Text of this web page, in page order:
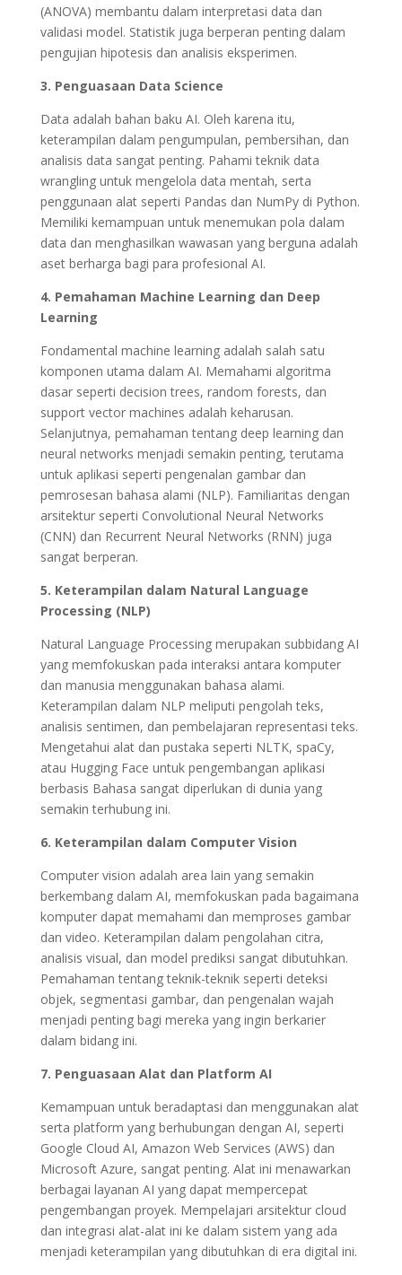
(ANOVA) membantu dalam interpretasi data dan
validasi model. Statistik juga berperan penting dalam
pengujian hipotesis dan analisis eksperimen.
3. Penguasaan Data Science
Data adalah bahan baku AI. Oleh karena itu,
keterampilan dalam pengumpulan, pembersihan, dan
analisis data sangat penting. Pahami teknik data
wrangling untuk mengelola data mentah, serta
penggunaan alat seperti Pandas dan NumPy di Python.
Memiliki kemampuan untuk menemukan pola dalam
data dan menghasilkan wawasan yang berguna adalah
aset berharga bagi para profesional AI.
4. Pemahaman Machine Learning dan Deep
Learning
Fondamental machine learning adalah salah satu
komponen utama dalam AI. Memahami algoritma
dasar seperti decision trees, random forests, dan
support vector machines adalah keharusan.
Selanjutnya, pemahaman tentang deep learning dan
neural networks menjadi semakin penting, terutama
untuk aplikasi seperti pengenalan gambar dan
pemrosesan bahasa alami (NLP). Familiaritas dengan
arsitektur seperti Convolutional Neural Networks
(CNN) dan Recurrent Neural Networks (RNN) juga
sangat berperan.
5. Keterampilan dalam Natural Language
Processing (NLP)
Natural Language Processing merupakan subbidang AI
yang memfokuskan pada interaksi antara komputer
dan manusia menggunakan bahasa alami.
Keterampilan dalam NLP meliputi pengolah teks,
analisis sentimen, dan pembelajaran representasi teks.
Mengetahui alat dan pustaka seperti NLTK, spaCy,
atau Hugging Face untuk pengembangan aplikasi
berbasis Bahasa sangat diperlukan di dunia yang
semakin terhubung ini.
6. Keterampilan dalam Computer Vision
Computer vision adalah area lain yang semakin
berkembang dalam AI, memfokuskan pada bagaimana
komputer dapat memahami dan memproses gambar
dan video. Keterampilan dalam pengolahan citra,
analisis visual, dan model prediksi sangat dibutuhkan.
Pemahaman tentang teknik-teknik seperti deteksi
objek, segmentasi gambar, dan pengenalan wajah
menjadi penting bagi mereka yang ingin berkarier
dalam bidang ini.
7. Penguasaan Alat dan Platform AI
Kemampuan untuk beradaptasi dan menggunakan alat
serta platform yang berhubungan dengan AI, seperti
Google Cloud AI, Amazon Web Services (AWS) dan
Microsoft Azure, sangat penting. Alat ini menawarkan
berbagai layanan AI yang dapat mempercepat
pengembangan proyek. Mempelajari arsitektur cloud
dan integrasi alat-alat ini ke dalam sistem yang ada
menjadi keterampilan yang dibutuhkan di era digital ini.